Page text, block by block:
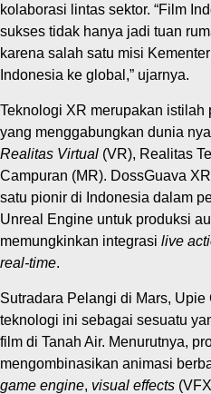
kolaborasi lintas sektor. “Film
sukses tidak hanya jadi tuan
karena salah satu misi
Indonesia ke global,” ujarnya.
Teknologi XR merupakan
yang menggabungkan dunia
Realitas Virtual (VR), Realitas
Campuran (MR). DossGuava
satu pionir di Indonesia dalam
Unreal Engine untuk produksi
memungkinkan integrasi live
real-time.
Sutradara Pelangi di Mars,
teknologi ini sebagai sesuatu
film di Tanah Air. Menurutnya,
mengombinasikan animasi
game engine, visual effects